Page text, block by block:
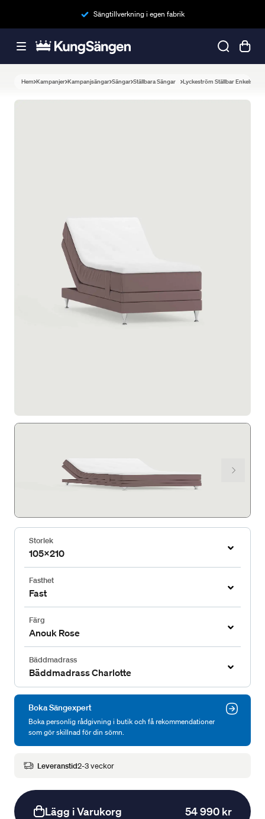
Sängtillverkning i egen fabrik
Hem Kampanjer Kampanjsängar Sängar Ställbara Sängar Lyckeström Ställbar Enkelsäng
Storlek
105x210
Fasthet
Fast
Färg
Anouk Rose
Bäddmadrass
Bäddmadrass Charlotte
Boka Sängexpert
Boka personlig rådgivning i butik och få rekommendationer
som gör skillnad för din sömn.
Leveranstid2-3 veckor
Lägg i Varukorg 54 990 kr